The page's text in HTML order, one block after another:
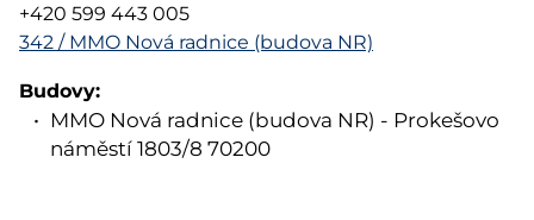
+420 599 443 005
342 / MMO Nová radnice (budova NR)
Budovy:
MMO Nová radnice (budova NR) - Prokešovo
náměstí 1803/8 70200